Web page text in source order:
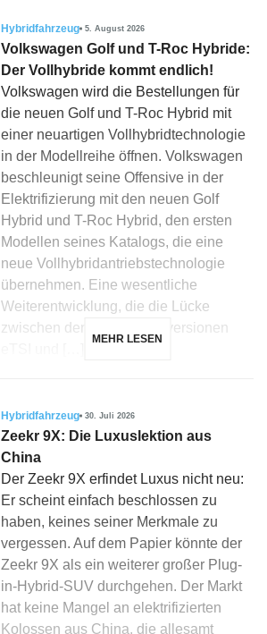
Hybridfahrzeug 5. August 2026
Volkswagen Golf und T-Roc Hybride:
Der Vollhybride kommt endlich!
Volkswagen wird die Bestellungen für
die neuen Golf und T-Roc Hybrid mit
einer neuartigen Vollhybridtechnologie
in der Modellreihe öffnen. Volkswagen
beschleunigt seine Offensive in der
Elektrifizierung mit den neuen Golf
Hybrid und T-Roc Hybrid, den ersten
Modellen seines Katalogs, die eine
neue Vollhybridantriebstechnologie
übernehmen. Eine wesentliche
Weiterentwicklung, die die Lücke
zwischen den Mikrohybridversionen
MEHR LESEN
Hybridfahrzeug 30. Juli 2026
Zeekr 9X: Die Luxuslektion aus
China
Der Zeekr 9X erfindet Luxus nicht neu:
Er scheint einfach beschlossen zu
haben, keines seiner Merkmale zu
vergessen. Auf dem Papier könnte der
Zeekr 9X als ein weiterer großer Plug-
in-Hybrid-SUV durchgehen. Der Markt
hat keine Mangel an elektrifizierten
Kolossen aus China, die allesamt